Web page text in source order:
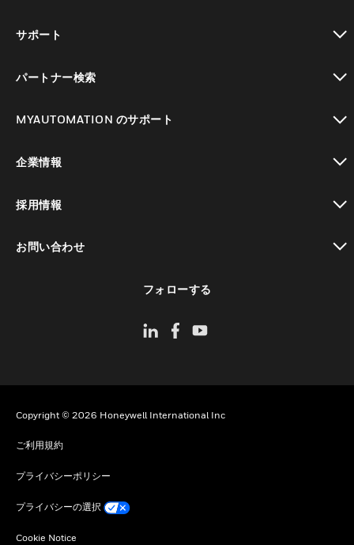
サポート
パートナー検索
MYAUTOMATION のサポート
企業情報
採用情報
お問い合わせ
フォローする
Copyright © 2026 Honeywell International Inc
ご利用規約
プライバシーポリシー
プライバシーの選択
Cookie Notice